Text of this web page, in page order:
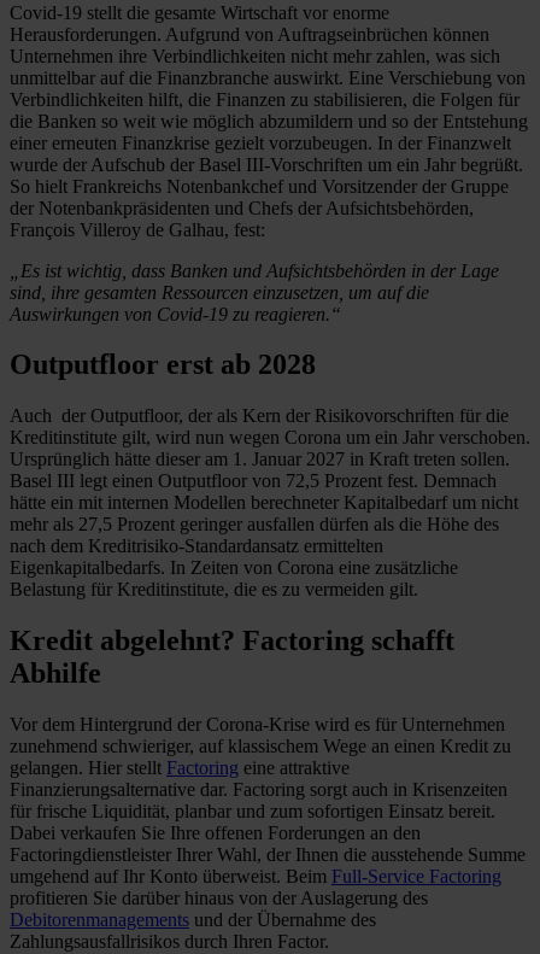
Covid-19 stellt die gesamte Wirtschaft vor enorme
Herausforderungen. Aufgrund von Auftragseinbrüchen können
Unternehmen ihre Verbindlichkeiten nicht mehr zahlen, was sich
unmittelbar auf die Finanzbranche auswirkt. Eine Verschiebung von
Verbindlichkeiten hilft, die Finanzen zu stabilisieren, die Folgen für
die Banken so weit wie möglich abzumildern und so der Entstehung
einer erneuten Finanzkrise gezielt vorzubeugen. In der Finanzwelt
wurde der Aufschub der Basel III-Vorschriften um ein Jahr begrüßt.
So hielt Frankreichs Notenbankchef und Vorsitzender der Gruppe
der Notenbankpräsidenten und Chefs der Aufsichtsbehörden,
François Villeroy de Galhau, fest:
„Es ist wichtig, dass Banken und Aufsichtsbehörden in der Lage
sind, ihre gesamten Ressourcen einzusetzen, um auf die
Auswirkungen von Covid-19 zu reagieren.“
Outputfloor erst ab 2028
Auch der Outputfloor, der als Kern der Risikovorschriften für die
Kreditinstitute gilt, wird nun wegen Corona um ein Jahr verschoben.
Ursprünglich hätte dieser am 1. Januar 2027 in Kraft treten sollen.
Basel III legt einen Outputfloor von 72,5 Prozent fest. Demnach
hätte ein mit internen Modellen berechneter Kapitalbedarf um nicht
mehr als 27,5 Prozent geringer ausfallen dürfen als die Höhe des
nach dem Kreditrisiko-Standardansatz ermittelten
Eigenkapitalbedarfs. In Zeiten von Corona eine zusätzliche
Belastung für Kreditinstitute, die es zu vermeiden gilt.
Kredit abgelehnt? Factoring schafft
Abhilfe
Vor dem Hintergrund der Corona-Krise wird es für Unternehmen
zunehmend schwieriger, auf klassischem Wege an einen Kredit zu
gelangen. Hier stellt Factoring eine attraktive
Finanzierungsalternative dar. Factoring sorgt auch in Krisenzeiten
für frische Liquidität, planbar und zum sofortigen Einsatz bereit.
Dabei verkaufen Sie Ihre offenen Forderungen an den
Factoringdienstleister Ihrer Wahl, der Ihnen die ausstehende Summe
umgehend auf Ihr Konto überweist. Beim Full-Service Factoring
profitieren Sie darüber hinaus von der Auslagerung des
Debitorenmanagements und der Übernahme des
Zahlungsausfallrisikos durch Ihren Factor.